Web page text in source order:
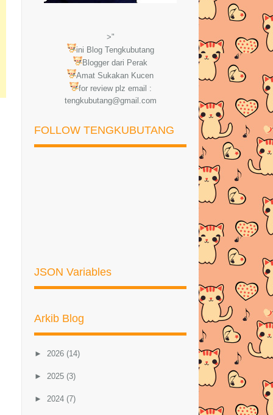
>"
ini Blog Tengkubutang
Blogger dari Perak
Amat Sukakan Kucen
for review plz email :
tengkubutang@gmail.com
FOLLOW TENGKUBUTANG
JSON Variables
Arkib Blog
► 2026 (14)
► 2025 (3)
► 2024 (7)